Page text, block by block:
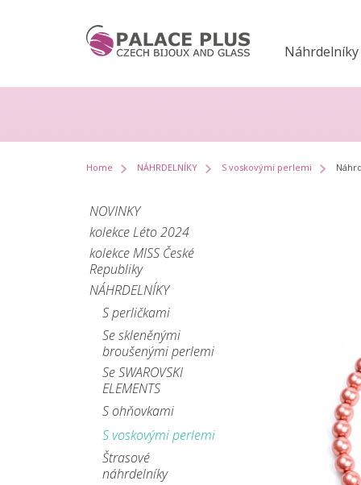
Náhrdelníky
Home NÁHRDELNÍKY S voskovými perlemi
NOVINKY
kolekce Léto 2024
kolekce MISS České
Republiky
NÁHRDELNÍKY
S perličkami
Se skleněnými
broušenými perlemi
Se SWAROVSKI
ELEMENTS
S ohňovkami
S voskovými perlemi
Štrasové
náhrdelníky